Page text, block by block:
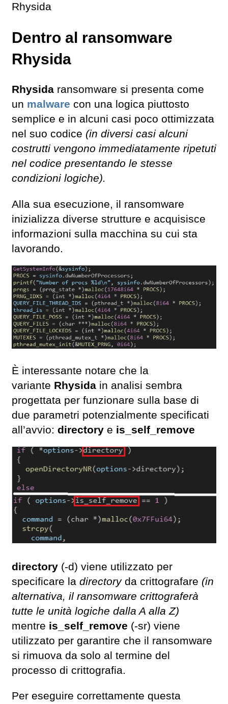
Rhysida
Dentro al ransomware
Rhysida
Rhysida ransomware si presenta come
un malware con una logica piuttosto
semplice e in alcuni casi poco ottimizzata
nel suo codice (in diversi casi alcuni
costrutti vengono immediatamente ripetuti
nel codice presentando le stesse
condizioni logiche).
Alla sua esecuzione, il ransomware
inizializza diverse strutture e acquisisce
informazioni sulla macchina su cui sta
lavorando.
È interessante notare che la
variante Rhysida in analisi sembra
progettata per funzionare sulla base di
due parametri potenzialmente specificati
all’avvio: directory e is_self_remove
directory (-d) viene utilizzato per
specificare la directoryda crittografare (in
alternativa, il ransomware crittograferà
tutte le unità logiche dalla A alla Z)
mentre is_self_remove (-sr) viene
utilizzato per garantire che il ransomware
si rimuova da solo al termine del
processo di crittografia.
Per eseguire correttamente questa